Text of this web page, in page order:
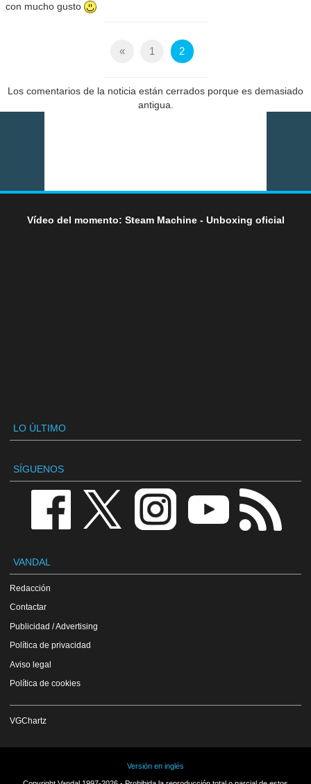
con mucho gusto
« 1 2
Los comentarios de la noticia están cerrados porque es demasiado
antigua.
Vídeo del momento: Steam Machine - Unboxing oficial
LO ÚLTIMO
SÍGUENOS
VANDAL
Redacción
Contactar
Publicidad / Advertising
Política de privacidad
Aviso legal
Política de cookies
VGChartz
Versión en inglés